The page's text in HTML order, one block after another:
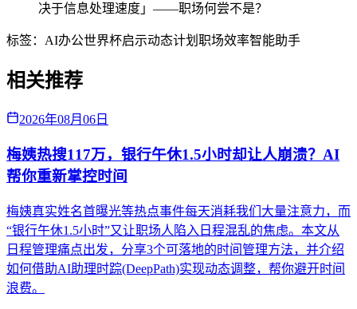
决于信息处理速度」——职场何尝不是？
标签： AI办公世界杯启示动态计划 职场效率智能助手
相关推荐
2026年08月06日
梅姨热搜117万，银行午休1.5小时却让人崩溃？AI
帮你重新掌控时间
梅姨真实姓名首曝光等热点事件每天消耗我们大量注意力，而
“银行午休1.5小时”又让职场人陷入日程混乱的焦虑。本文从
日程管理痛点出发，分享3个可落地的时间管理方法，并介绍
如何借助AI助理时踪(DeepPath)实现动态调整，帮你避开时间
浪费。